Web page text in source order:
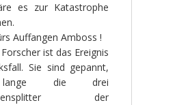
es zur Katastrophe
Auffangen Amboss !
ist das Ereignis
Sie sind gepannt,
die drei
der